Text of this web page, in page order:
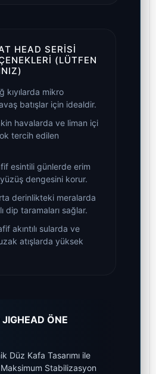
HEAD SERISI
(LÜTFEN
kıyılarda mikro
batışlar için idealdir.
havalarda ve liman içi
tercih edilen
esintili günlerde erim
dengesini korur.
derinlikteki meralarda
dip taramaları sağlar.
akıntılı sularda ve
atışlarda yüksek
ÖNE
Düz Kafa Tasarımı ile
Maksimum Stabilizasyon